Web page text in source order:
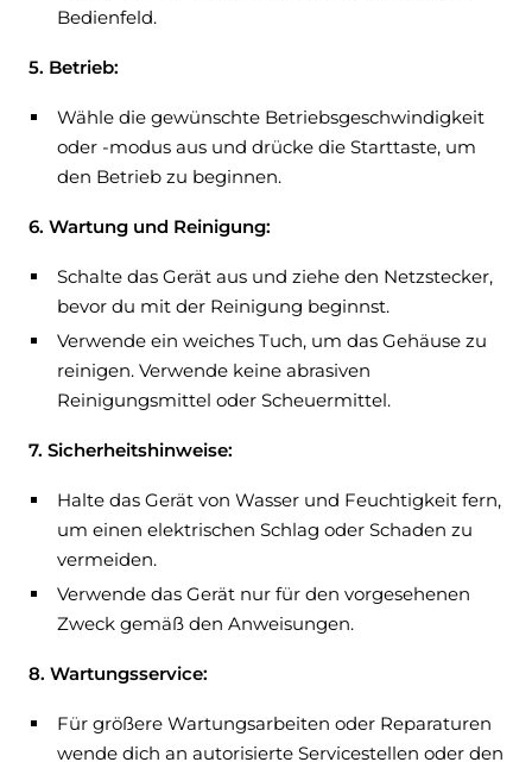
Bedienfeld.
5. Betrieb:
Wähle die gewünschte Betriebsgeschwindigkeit
oder -modus aus und drücke die Starttaste, um
den Betrieb zu beginnen.
6. Wartung und Reinigung:
Schalte das Gerät aus und ziehe den Netzstecker,
bevor du mit der Reinigung beginnst.
Verwende ein weiches Tuch, um das Gehäuse zu
reinigen. Verwende keine abrasiven
Reinigungsmittel oder Scheuermittel.
7. Sicherheitshinweise:
Halte das Gerät von Wasser und Feuchtigkeit fern,
um einen elektrischen Schlag oder Schaden zu
vermeiden.
Verwende das Gerät nur für den vorgesehenen
Zweck gemäß den Anweisungen.
8. Wartungsservice:
Für größere Wartungsarbeiten oder Reparaturen
wende dich an autorisierte Servicestellen oder den